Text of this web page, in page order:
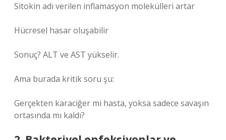
Sitokin adı verilen inflamasyon molekülleri artar
Hücresel hasar oluşabilir
Sonuç? ALT ve AST yükselir.
Ama burada kritik soru şu:
Gerçekten karaciğer mi hasta, yoksa sadece savaşın
ortasında mı kaldı?